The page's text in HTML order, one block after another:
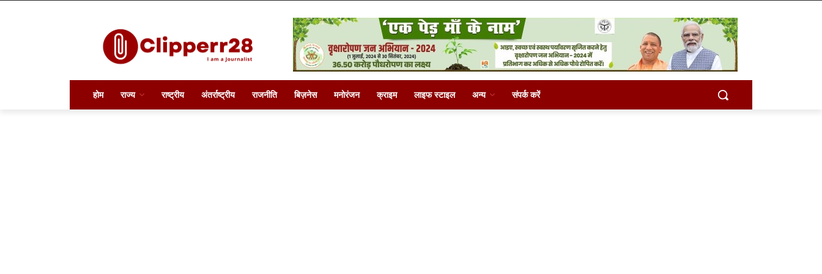
होम राज्य राष्ट्रीय अंतर्राष्ट्रीय राजनीति बिज़नेस मनोरंजन क्राइम लाइफ स्टाइल अन्य संपर्क करें